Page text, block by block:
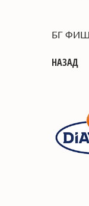
БГ ФИШ
НАЗАД